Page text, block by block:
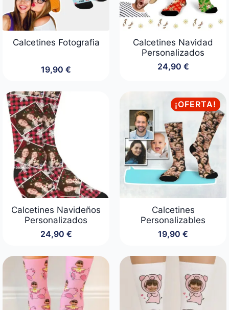
Calcetines Fotografia
19,90 €
Calcetines Navidad
Personalizados
24,90 €
Calcetines Navideños
Personalizados
24,90 €
¡OFERTA!
Calcetines
Personalizables
19,90 €